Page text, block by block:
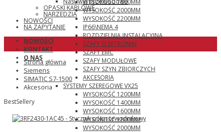
WYSOKOŚĆ 1800MM
WYSOKOŚĆ 2000MM
WYSOKOŚĆ 2200MM
IP66\NEMA 4
ROZDZIELNIA INSTALACYJNA
SZAFY ELEKTRONIKI
SZAFY EMC
SZAFY MODUŁOWE
SZAFY SZYN ZBIORCZYCH
AKCESORIA
SYSTEMY SZEREGOWE VX25
WYSOKOŚĆ 1200MM
WYSOKOŚĆ 1400MM
WYSOKOŚĆ 1600MM
WYSOKOŚĆ 1800MM
WYSOKOŚĆ 2000MM
OPASKI KABLOWE
NARZĘDZIA
NOWOŚCI
NA ZAPYTANIE
NOWOŚCI
KONTAKT
O NAS
Strona główna
Siemens
SIMATIC S7-1500
Akcesoria
BestSellery